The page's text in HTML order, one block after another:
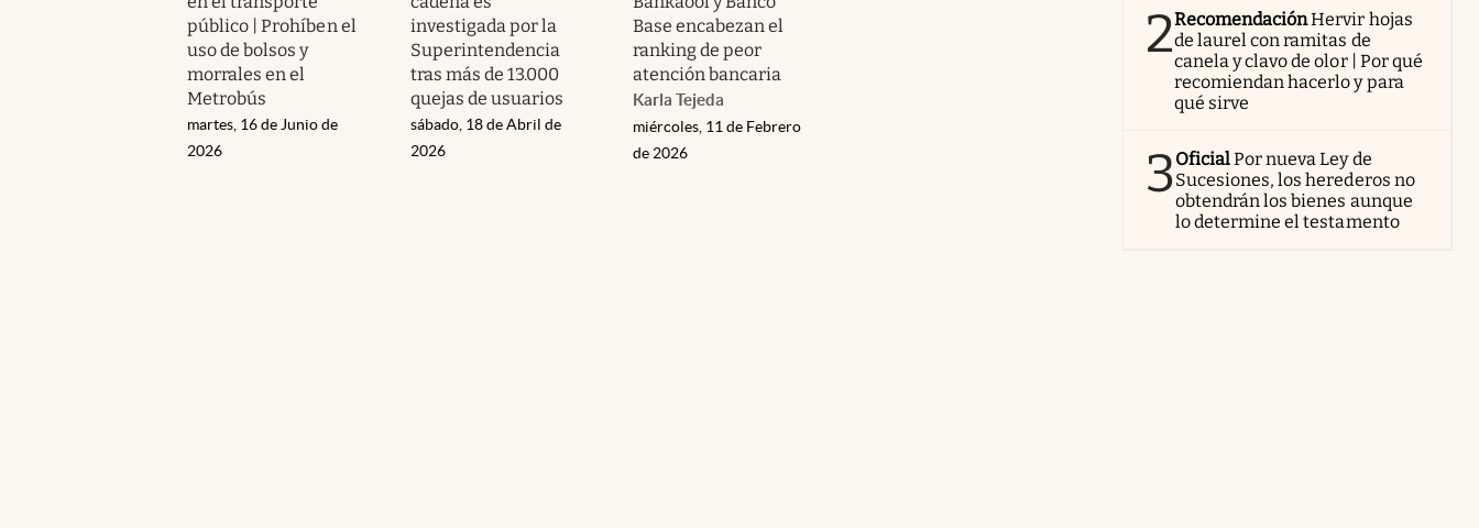
público | Prohíben el
uso de bolsos y
morrales en el
Metrobús
martes, 16 de Junio de
2026
investigada por la
Superintendencia
tras más de 13.000
quejas de usuarios
sábado, 18 de Abril de
2026
Base encabezan el
ranking de peor
atención bancaria
Karla Tejeda
miércoles, 11 de Febrero
de 2026
2RecomendaciónHervir hojas
de laurel con ramitas de
canela y clavo de olor | Por qué
recomiendan hacerlo y para
qué sirve
3OficialPor nueva Ley de
Sucesiones, los herederos no
obtendrán los bienes aunque
lo determine el testamento